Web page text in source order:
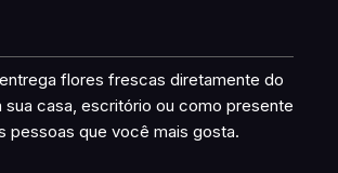
flores frescas diretamente do
sua casa, escritório ou como presente
pessoas que você mais gosta.